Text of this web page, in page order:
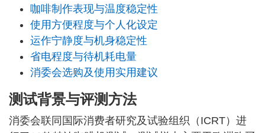
咖啡制作表现与温度稳定性
使用方便程度与个人化设定
运作宁静度与机身稳定性
省电程度与待机耗电量
消委会选购及使用实用建议
测试背景与评测方法
消委会联同国际消费者研究及试验组织（ICRT）进